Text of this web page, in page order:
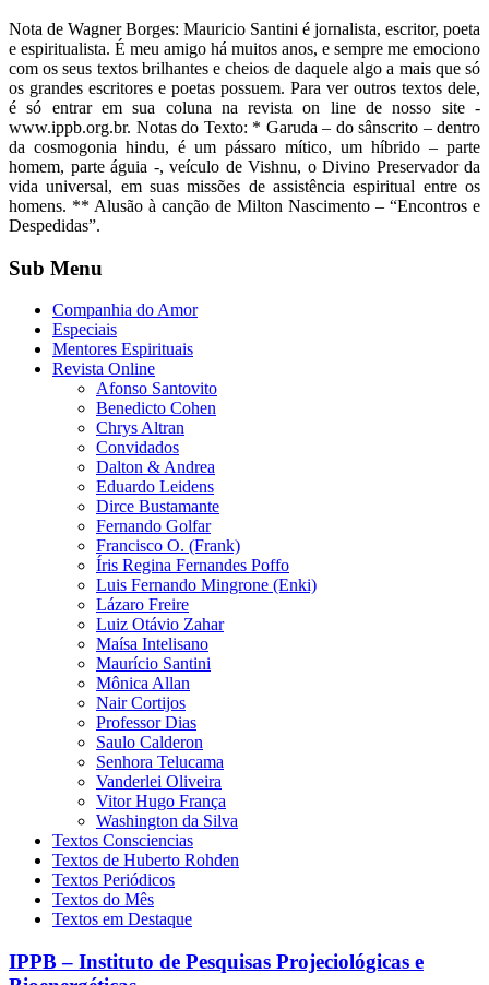
Nota de Wagner Borges: Mauricio Santini é jornalista, escritor, poeta
e espiritualista. É meu amigo há muitos anos, e sempre me emociono
com os seus textos brilhantes e cheios de daquele algo a mais que só
os grandes escritores e poetas possuem. Para ver outros textos dele,
é só entrar em sua coluna na revista on line de nosso site -
www.ippb.org.br. Notas do Texto: * Garuda – do sânscrito – dentro
da cosmogonia hindu, é um pássaro mítico, um híbrido – parte
homem, parte águia -, veículo de Vishnu, o Divino Preservador da
vida universal, em suas missões de assistência espiritual entre os
homens. ** Alusão à canção de Milton Nascimento – “Encontros e
Despedidas”.
Sub Menu
Companhia do Amor
Especiais
Mentores Espirituais
Revista Online
Afonso Santovito
Benedicto Cohen
Chrys Altran
Convidados
Dalton & Andrea
Eduardo Leidens
Dirce Bustamante
Fernando Golfar
Francisco O. (Frank)
Íris Regina Fernandes Poffo
Luis Fernando Mingrone (Enki)
Lázaro Freire
Luiz Otávio Zahar
Maísa Intelisano
Maurício Santini
Mônica Allan
Nair Cortijos
Professor Dias
Saulo Calderon
Senhora Telucama
Vanderlei Oliveira
Vitor Hugo França
Washington da Silva
Textos Consciencias
Textos de Huberto Rohden
Textos Periódicos
Textos do Mês
Textos em Destaque
IPPB – Instituto de Pesquisas Projeciológicas e